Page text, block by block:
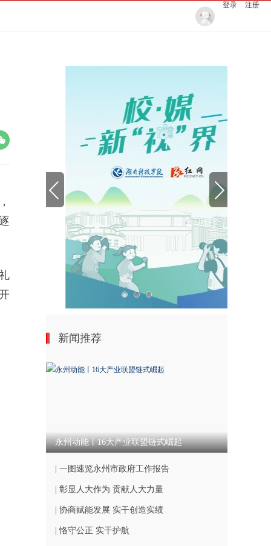
登录 注册
新闻推荐
永州动能丨16大产业联盟链式崛起
| 一图速览永州市政府工作报告
| 彰显人大作为 贡献人大力量
| 协商赋能发展 实干创造实绩
| 恪守公正 实干护航